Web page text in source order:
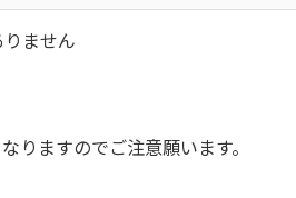
ません
りますのでご注意願います。